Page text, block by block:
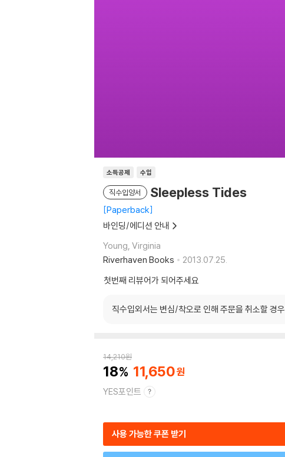
소득공제 수입
직수입양서 Sleepless Tides
Paperback
바인딩/에디션 안내
Young, Virginia
Riverhaven Books
2013.07.25.
첫번째 리뷰어가 되어주세요
직수입외서는 변심/착오로 인해 주문을 취소할 경우
14,210원
18 11,650
YES포인트
사용 가능한 쿠폰 받기